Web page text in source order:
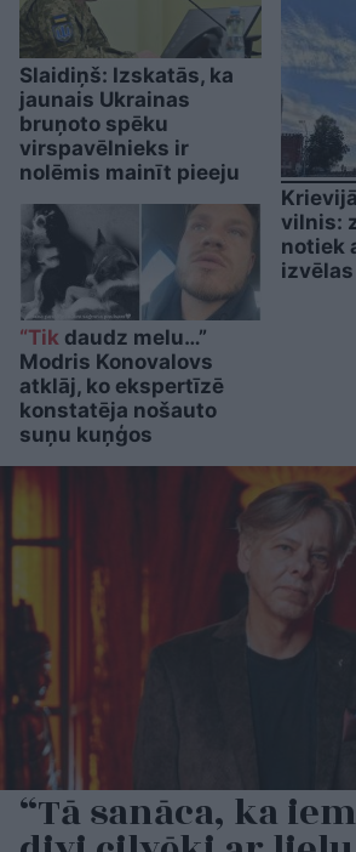
Slaidiņš: Izskatās, ka
jaunais Ukrainas
bruņoto spēku
virspavēlnieks ir
nolēmis mainīt pieeju
“Tik daudz melu…”
Modris Konovalovs
atklāj, ko ekspertīzē
konstatēja nošauto
suņu kuņģos
vilnis:
notiek
“Tā sanāca, ka